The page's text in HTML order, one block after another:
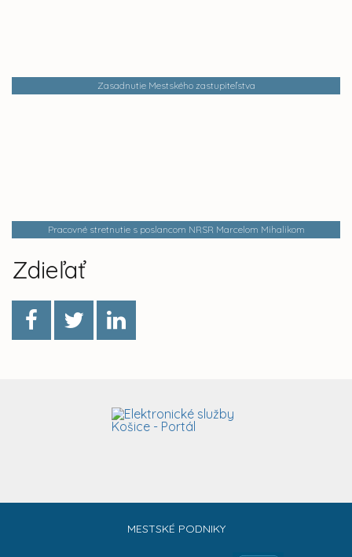
Zasadnutie Mestského zastupiteľstva
Pracovné stretnutie s poslancom NRSR Marcelom Mihalikom
Zdieľať
MESTSKÉ PODNIKY